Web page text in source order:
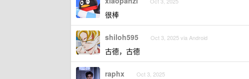
很棒
shiloh595 Oct 3, 2025 via Android
古德，古德
raphx Oct 3, 2025